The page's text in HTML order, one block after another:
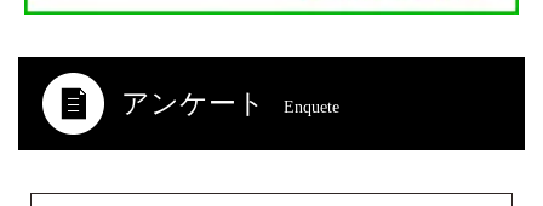
アンケート Enquete